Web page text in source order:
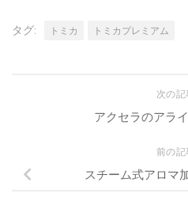
タグ: トミカ トミカプレミアム
次の記
アクセラのアラ
前の記
スチーム式アロマ加